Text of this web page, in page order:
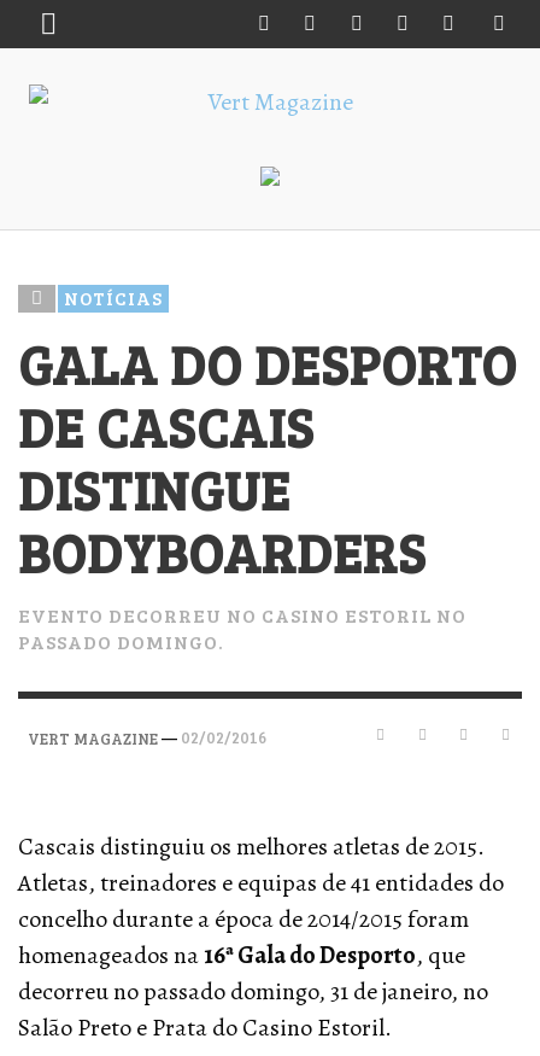
NOTÍCIAS
GALA DO DESPORTO
DE CASCAIS
DISTINGUE
BODYBOARDERS
EVENTO DECORREU NO CASINO ESTORIL NO
PASSADO DOMINGO.
VERT MAGAZINE— 02/02/2016
Cascais distinguiu os melhores atletas de 2015.
Atletas, treinadores e equipas de 41 entidades do
concelho durante a época de 2014/2015 foram
homenageados na16ª Gala do Desporto, que
decorreu no passado domingo, 31 de janeiro, no
Salão Preto e Prata do Casino Estoril.